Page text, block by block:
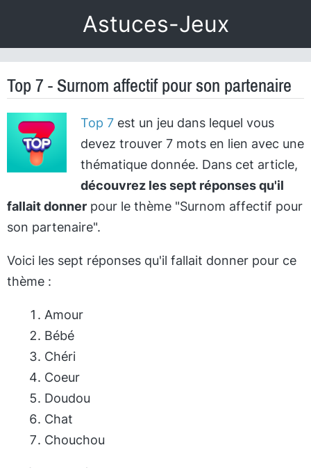
Astuces-Jeux
Top 7 - Surnom affectif pour son partenaire
Top 7est un jeu dans lequel vous
devez trouver 7 mots en lien avec une
thématique donnée. Dans cet article,
découvrez les sept réponses qu'il
fallait donner pour le thème "Surnom affectif pour
son partenaire".
Voici les sept réponses qu'il fallait donner pour ce
thème :
Amour
Bébé
Chéri
Coeur
Doudou
Chat
Chouchou